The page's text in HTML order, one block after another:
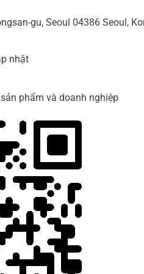
gu, Seoul 04386 Seoul,
nhật
phẩm và doanh nghiệp